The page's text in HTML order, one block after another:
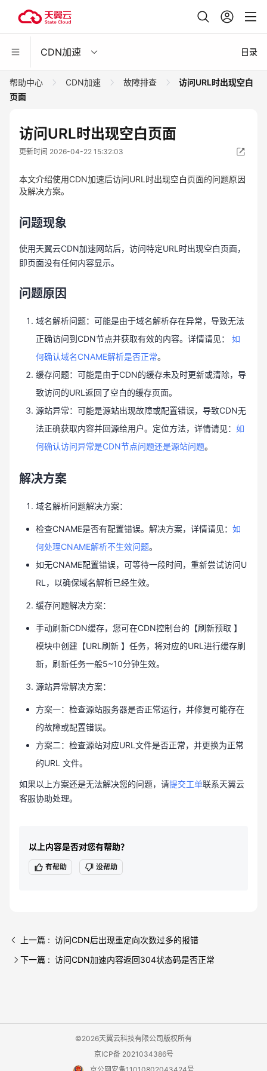
CDN加速 目录
帮助中心 CDN加速 故障排查
访问URL时出现空白
页面
访问URL时出现空白页面
更新时间 2026-04-22 15:32:03
本文介绍使用CDN加速后访问URL时出现空白页面的问题原因
及解决方案。
问题现象
使用天翼云CDN加速网站后，访问特定URL时出现空白页面，
即页面没有任何内容显示。
问题原因
域名解析问题：可能是由于域名解析存在异常，导致无法
正确访问到CDN节点并获取有效的内容。详情请见： 如
何确认域名CNAME解析是否正常。
缓存问题：可能是由于CDN的缓存未及时更新或清除，导
致访问的URL返回了空白的缓存页面。
源站异常：可能是源站出现故障或配置错误，导致CDN无
法正确获取内容并回源给用户。定位方法，详情请见： 如
何确认访问异常是CDN节点问题还是源站问题。
解决方案
域名解析问题解决方案：
检查CNAME是否有配置错误。解决方案，详情请见： 如
何处理CNAME解析不生效问题。
如无CNAME配置错误，可等待一段时间，重新尝试访问U
RL，以确保域名解析已经生效。
缓存问题解决方案：
手动刷新CDN缓存，您可在CDN控制台的【刷新预取 】
模块中创建【URL刷新 】任务，将对应的URL进行缓存刷
新，刷新任务一般5~10分钟生效。
源站异常解决方案：
方案一：检查源站服务器是否正常运行，并修复可能存在
的故障或配置错误。
方案二：检查源站对应URL文件是否正常，并更换为正常
的URL 文件。
如果以上方案还是无法解决您的问题，请提交工单联系天翼云
客服协助处理。
以上内容是否对您有帮助？
有帮助 没帮助
上一篇 : 访问CDN后出现重定向次数过多的报错
下一篇 : 访问CDN加速内容返回304状态码是否正常
©2026天翼云科技有限公司版权所有
京ICP备 2021034386号